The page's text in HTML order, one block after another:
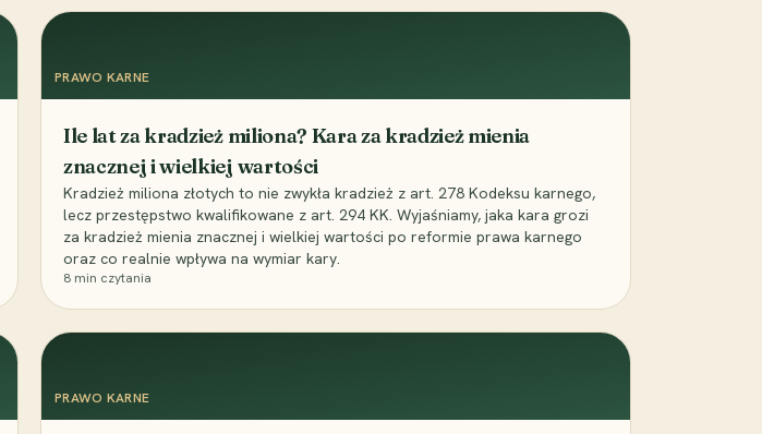
PRAWO KARNE
Ile lat za kradzież miliona? Kara za kradzież mienia
znacznej i wielkiej wartości
Kradzież miliona złotych to nie zwykła kradzież z art. 278 Kodeksu karnego,
lecz przestępstwo kwalifikowane z art. 294 KK. Wyjaśniamy, jaka kara grozi
za kradzież mienia znacznej i wielkiej wartości po reformie prawa karnego
oraz co realnie wpływa na wymiar kary.
8 min czytania
PRAWO KARNE